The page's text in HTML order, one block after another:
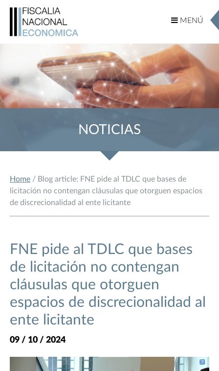
MENÚ
MENÚ
NOTICIAS
Home / Blog article: FNE pide al TDLC que bases de
licitación no contengan cláusulas que otorguen espacios
de discrecionalidad al ente licitante
FNE pide al TDLC que bases
de licitación no contengan
cláusulas que otorguen
espacios de discrecionalidad al
ente licitante
09 / 10 / 2024